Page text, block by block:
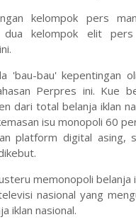
kelompok pers
dua kelompok elit
'bau-bau' kepentingan
Perpres ini. Kue
dari total belanja iklan
isu monopoli 60
platform digital asing,
memonopoli belanja
nasional yang
iklan nasional.